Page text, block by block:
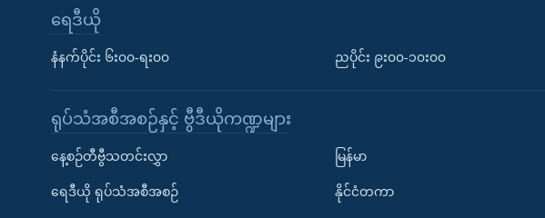
ရေဒီယို
နံနက်ပိုင်း ၆း၀၀-ရး၀၀ ညပိုင်း ၉း၀၀-၁၀း၀၀
ရုပ်သံအစီအစဉ်နှင့် ဗွီဒီယိုကဏ္ဍများ
နေ့စဉ်တီဗွီသတင်းလွှာ
ရေဒီယို ရုပ်သံအစီအစဉ်
မြန်မာ
နိုင်ငံတကာ